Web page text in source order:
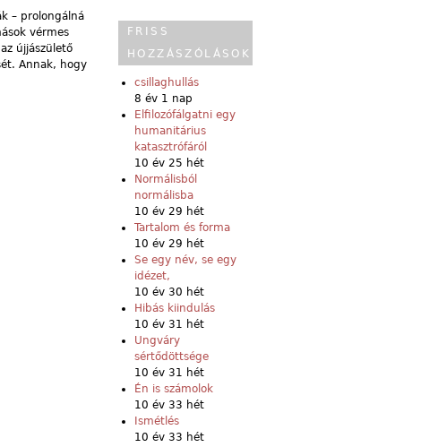
– prolongálná
vérmes
újjászülető
Annak, hogy
FRISS
HOZZÁSZÓLÁSOK
csillaghullás
8 év 1 nap
Elfilozófálgatni egy
humanitárius
katasztrófáról
10 év 25 hét
Normálisból
normálisba
10 év 29 hét
Tartalom és forma
10 év 29 hét
Se egy név, se egy
idézet,
10 év 30 hét
Hibás kiindulás
10 év 31 hét
Ungváry
sértődöttsége
10 év 31 hét
Én is számolok
10 év 33 hét
Ismétlés
10 év 33 hét